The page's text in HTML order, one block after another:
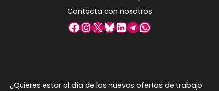
Contacta con nosotros
Facebook
Instagram
X Bluesky
LinkedIn
Telegram
WhatsApp
¿Quieres estar al día de las nuevas ofertas de trabajo